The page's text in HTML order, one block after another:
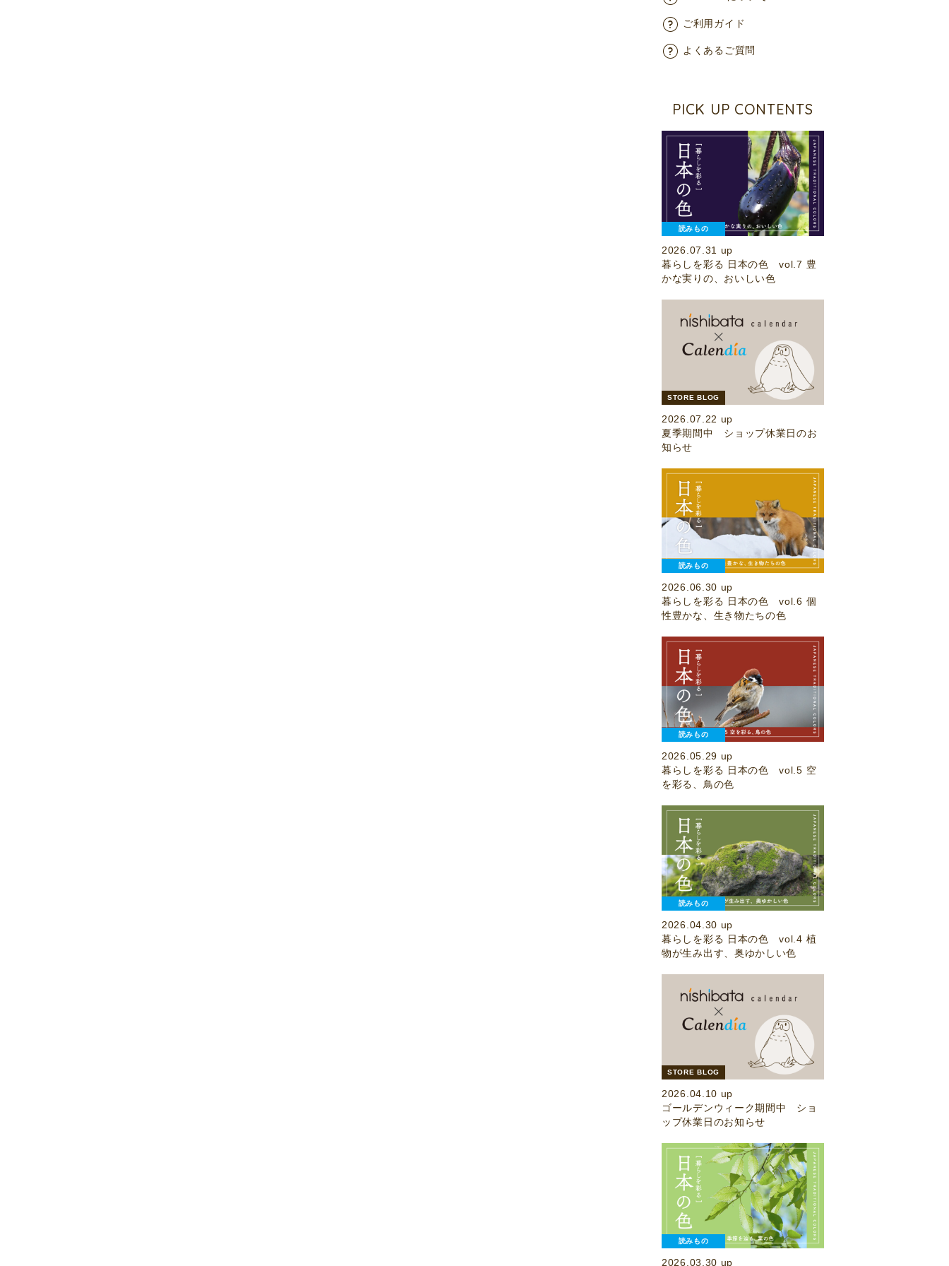
ご利用ガイド
よくあるご質問
PICK UP CONTENTS
読みもの
2026.07.31 up
暮らしを彩る 日本の色 vol.7 豊
かな実りの、おいしい色
STORE BLOG
2026.07.22 up
夏季期間中 ショップ休業日のお
知らせ
読みもの
2026.06.30 up
暮らしを彩る 日本の色 vol.6 個
性豊かな、生き物たちの色
読みもの
2026.05.29 up
暮らしを彩る 日本の色 vol.5 空
を彩る、鳥の色
読みもの
2026.04.30 up
暮らしを彩る 日本の色 vol.4 植
物が生み出す、奥ゆかしい色
STORE BLOG
2026.04.10 up
ゴールデンウィーク期間中 ショ
ップ休業日のお知らせ
読みもの
2026.03.30 up